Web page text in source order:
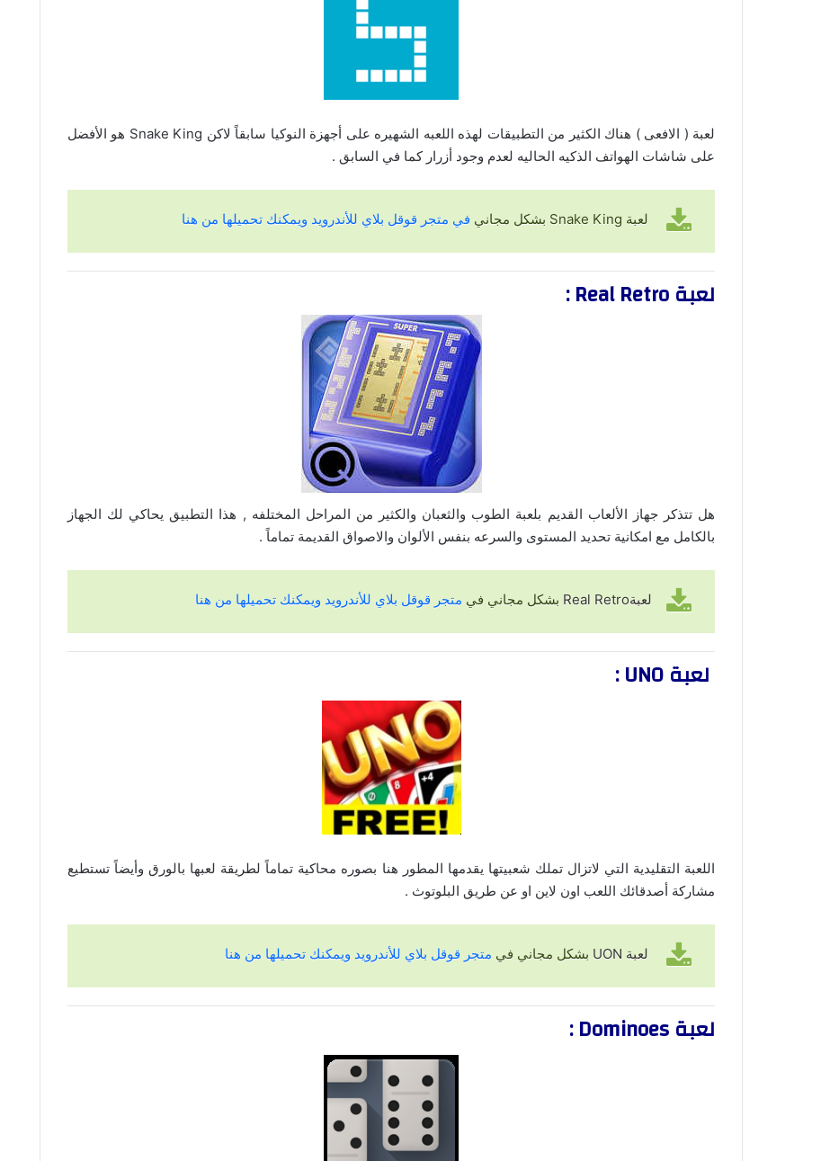
لعبة ( الافعى ) هناك الكثير من التطبيقات لهذه اللعبه الشهيره على أجهزة النوكيا سابقاً لاكن Snake King هو الأفضل
على شاشات الهواتف الذكيه الحاليه لعدم وجود أزرار كما في السابق .
لعبة Snake King بشكل مجاني في متجر قوقل بلاي للأندرويد ويمكنك تحميلها من هنا
لعبة Real Retro :
هل تتذكر جهاز الألعاب القديم بلعبة الطوب والثعبان والكثير من المراحل المختلفه , هذا التطبيق يحاكي لك الجهاز
بالكامل مع امكانية تحديد المستوى والسرعه بنفس الألوان والاصواق القديمة تماماً .
لعبةReal Retro بشكل مجاني في متجر قوقل بلاي للأندرويد ويمكنك تحميلها من هنا
لعبة UNO :
اللعبة التقليدية التي لاتزال تملك شعبيتها يقدمها المطور هنا بصوره محاكية تماماً لطريقة لعبها بالورق وأيضاً تستطيع
مشاركة أصدقائك اللعب اون لاين او عن طريق البلوتوث .
لعبة UON بشكل مجاني في متجر قوقل بلاي للأندرويد ويمكنك تحميلها من هنا
لعبة Dominoes :